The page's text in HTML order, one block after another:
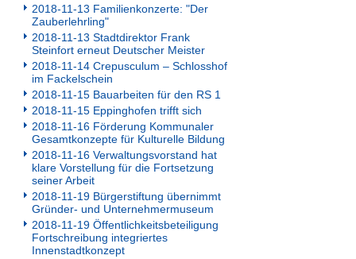
2018-11-13 Familienkonzerte: "Der
Zauberlehrling"
2018-11-13 Stadtdirektor Frank
Steinfort erneut Deutscher Meister
2018-11-14 Crepusculum – Schlosshof
im Fackelschein
2018-11-15 Bauarbeiten für den RS 1
2018-11-15 Eppinghofen trifft sich
2018-11-16 Förderung Kommunaler
Gesamtkonzepte für Kulturelle Bildung
2018-11-16 Verwaltungsvorstand hat
klare Vorstellung für die Fortsetzung
seiner Arbeit
2018-11-19 Bürgerstiftung übernimmt
Gründer- und Unternehmermuseum
2018-11-19 Öffentlichkeitsbeteiligung
Fortschreibung integriertes
Innenstadtkonzept